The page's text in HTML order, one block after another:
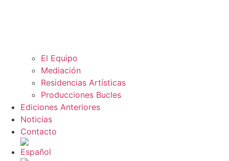
El Equipo
Mediación
Residencias Artísticas
Producciones Bucles
Ediciones Anteriores
Noticias
Contacto